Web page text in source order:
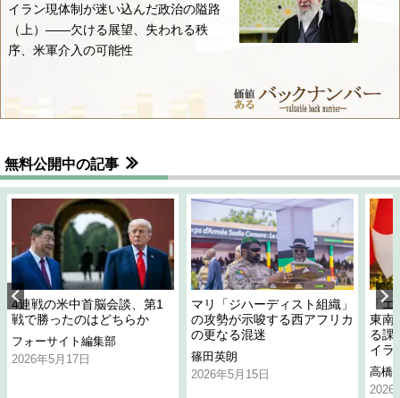
イラン現体制が迷い込んだ政治の隘路
（上）――欠ける展望、失われる秩
序、米軍介入の可能性
無料公開中の記事
4連戦の米中首脳会談、第1
戦で勝ったのはどちらか
フォーサイト編集部
2026年5月17日
マリ「ジハーディスト組織」
の攻勢が示唆する西アフリカ
の更なる混迷
篠田英朗
2026年5月15日
「
東南
る課
イラ
高橋
2026